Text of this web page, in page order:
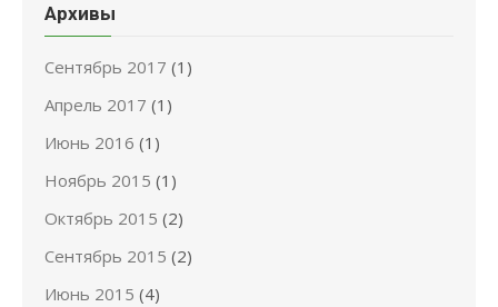
Архивы
Сентябрь 2017 (1)
Апрель 2017 (1)
Июнь 2016 (1)
Ноябрь 2015 (1)
Октябрь 2015 (2)
Сентябрь 2015 (2)
Июнь 2015 (4)